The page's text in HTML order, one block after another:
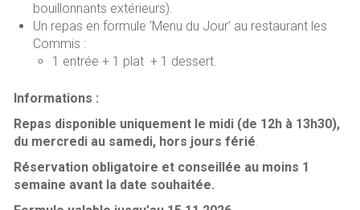
bouillonnants extérieurs).
Un repas en formule ‘Menu du Jour’ au restaurant les
Commis :
1 entrée + 1 plat + 1 dessert.
Informations :
Repas disponible uniquement le midi (de 12h à 13h30),
du mercredi au samedi, hors jours férié.
Réservation obligatoire et conseillée au moins 1
semaine avant la date souhaitée.